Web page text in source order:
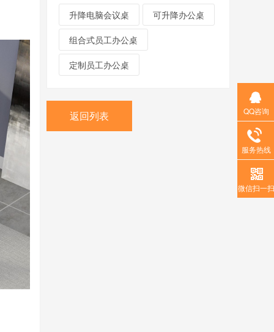
升降电脑会议桌 可升降办公桌
组合式员工办公桌
定制员工办公桌
返回列表 QQ咨询
服务热线
微信扫一扫